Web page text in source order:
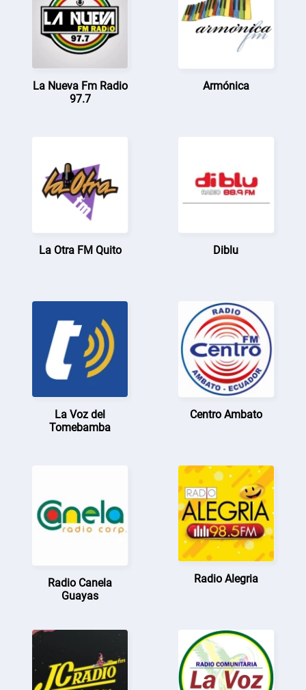
La Nueva Fm Radio
97.7
Armónica
La Otra FM Quito Diblu
La Voz del
Tomebamba
Centro Ambato
Radio Canela
Guayas
Radio Alegria